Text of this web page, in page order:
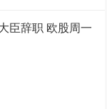
臣辞职 欧股周一